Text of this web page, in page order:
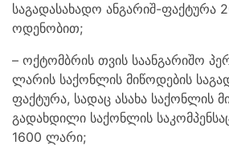
საგადასახადო ანგარიშ-ფაქტურა
ოდენობით;
– ოქტომბრის თვის საანგარიშო პერიოდზე 1600
ლარის საქონლის მიწოდების
ფაქტურა, სადაც ასახა საქონლის
გადახდილი საქონლის
1600 ლარი;